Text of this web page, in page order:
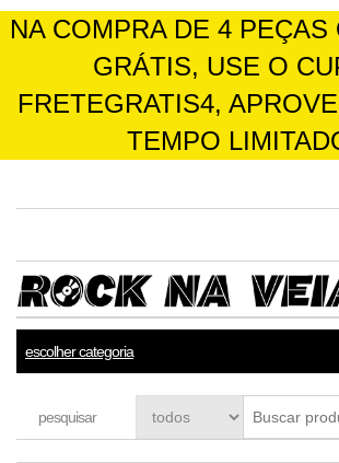
NA COMPRA DE 4 PEÇAS
GRÁTIS, USE O
FRETEGRATIS4,
TEMPO
escolher categoria
pesquisar